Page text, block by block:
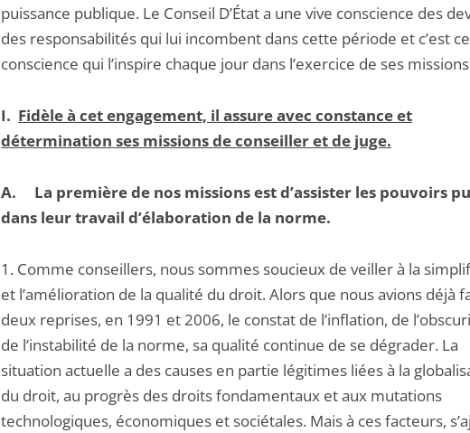
puissance publique. Le Conseil D’État a une vive conscience des
des responsabilités qui lui incombent dans cette période et c’est
conscience qui l’inspire chaque jour dans l’exercice de ses
I. Fidèle à cet engagement, il assure avec constance et
détermination ses missions de conseiller et de juge.
A. La première de nos missions est d’assister les pouvoirs
dans leur travail d’élaboration de la norme.
1. Comme conseillers, nous sommes soucieux de veiller à la
et l’amélioration de la qualité du droit. Alors que nous avions déjà
deux reprises, en 1991 et 2006, le constat de l’inflation, de
de l’instabilité de la norme, sa qualité continue de se dégrader. La
situation actuelle a des causes en partie légitimes liées à la
du droit, au progrès des droits fondamentaux et aux mutations
technologiques, économiques et sociétales. Mais à ces facteurs,